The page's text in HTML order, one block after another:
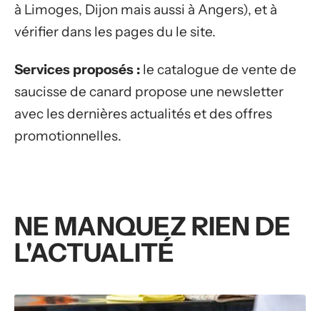
à Limoges, Dijon mais aussi à Angers), et à
vérifier dans les pages du le site.
Services proposés : le catalogue de vente de
saucisse de canard propose une newsletter
avec les dernières actualités et des offres
promotionnelles.
NE MANQUEZ RIEN DE
L'ACTUALITÉ